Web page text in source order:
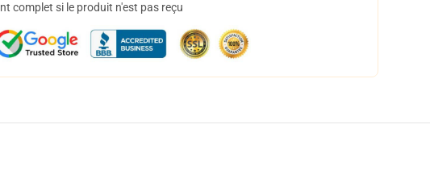
complet si le produit n'est pas reçu